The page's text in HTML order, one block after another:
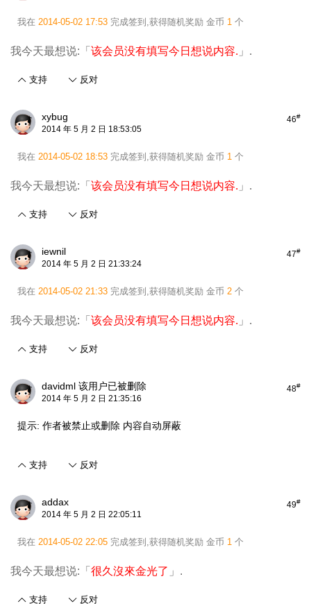
我在 2014-05-02 17:53 完成签到,获得随机奖励 金币 1 个
我今天最想说:「 该会员没有填写今日想说内容. 」.
支持 反对
46#
xybug
2014 年 5 月 2 日 18:53:05
我在 2014-05-02 18:53 完成签到,获得随机奖励 金币 1 个
我今天最想说:「 该会员没有填写今日想说内容. 」.
支持 反对
47#
iewnil
2014 年 5 月 2 日 21:33:24
我在 2014-05-02 21:33 完成签到,获得随机奖励 金币 2 个
我今天最想说:「 该会员没有填写今日想说内容. 」.
支持 反对
48#
davidml 该用户已被删除
2014 年 5 月 2 日 21:35:16
提示: 作者被禁止或删除 内容自动屏蔽
支持 反对
49#
addax
2014 年 5 月 2 日 22:05:11
我在 2014-05-02 22:05 完成签到,获得随机奖励 金币 1 个
我今天最想说:「 很久沒來金光了 」.
支持 反对